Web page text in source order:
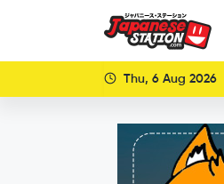
Thu, 6 Aug 2026